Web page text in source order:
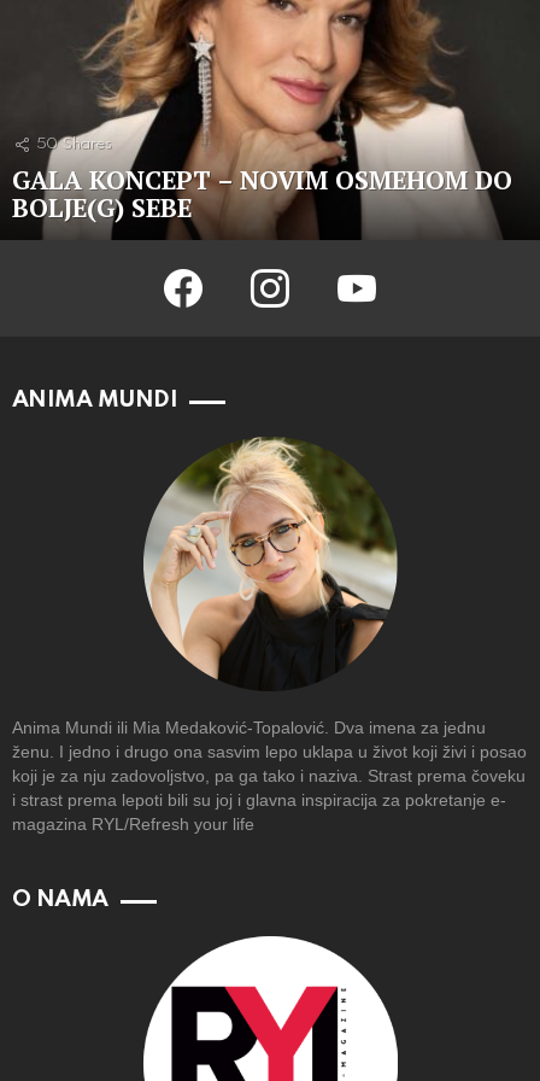
50 Shares
GALA KONCEPT – NOVIM OSMEHOM DO
BOLJE(G) SEBE
facebook instagram youtube
ANIMA MUNDI
Anima Mundi ili Mia Medaković-Topalović. Dva imena za jednu
ženu. I jedno i drugo ona sasvim lepo uklapa u život koji živi i posao
koji je za nju zadovoljstvo, pa ga tako i naziva. Strast prema čoveku
i strast prema lepoti bili su joj i glavna inspiracija za pokretanje e-
magazina RYL/Refresh your life
O NAMA